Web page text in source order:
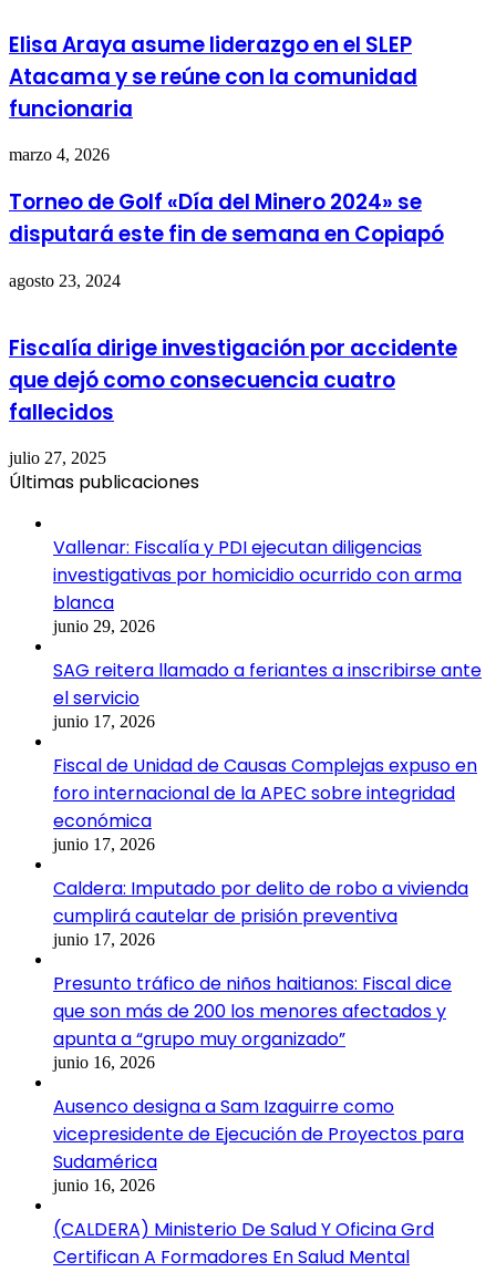
Elisa Araya asume liderazgo en el SLEP
Atacama y se reúne con la comunidad
funcionaria
marzo 4, 2026
Torneo de Golf «Día del Minero 2024» se
disputará este fin de semana en Copiapó
agosto 23, 2024
Fiscalía dirige investigación por accidente
que dejó como consecuencia cuatro
fallecidos
julio 27, 2025
Últimas publicaciones
Vallenar: Fiscalía y PDI ejecutan diligencias
investigativas por homicidio ocurrido con arma
blanca
junio 29, 2026
SAG reitera llamado a feriantes a inscribirse ante
el servicio
junio 17, 2026
Fiscal de Unidad de Causas Complejas expuso en
foro internacional de la APEC sobre integridad
económica
junio 17, 2026
Caldera: Imputado por delito de robo a vivienda
cumplirá cautelar de prisión preventiva
junio 17, 2026
Presunto tráfico de niños haitianos: Fiscal dice
que son más de 200 los menores afectados y
apunta a “grupo muy organizado”
junio 16, 2026
Ausenco designa a Sam Izaguirre como
vicepresidente de Ejecución de Proyectos para
Sudamérica
junio 16, 2026
(CALDERA) Ministerio De Salud Y Oficina Grd
Certifican A Formadores En Salud Mental